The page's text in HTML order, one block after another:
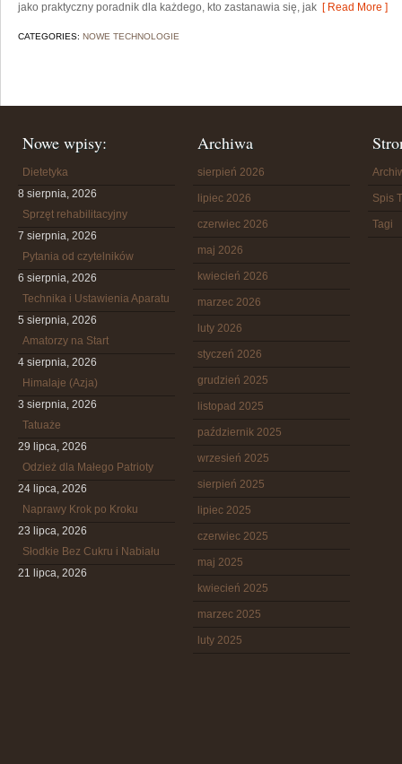
jako praktyczny poradnik dla każdego, kto zastanawia się, jak [ Read More ]
CATEGORIES: NOWE TECHNOLOGIE
Nowe wpisy:
Dietetyka
8 sierpnia, 2026
Sprzęt rehabilitacyjny
7 sierpnia, 2026
Pytania od czytelników
6 sierpnia, 2026
Technika i Ustawienia Aparatu
5 sierpnia, 2026
Amatorzy na Start
4 sierpnia, 2026
Himalaje (Azja)
3 sierpnia, 2026
Tatuaże
29 lipca, 2026
Odzież dla Małego Patrioty
24 lipca, 2026
Naprawy Krok po Kroku
23 lipca, 2026
Słodkie Bez Cukru i Nabiału
21 lipca, 2026
Archiwa
sierpień 2026
lipiec 2026
czerwiec 2026
maj 2026
kwiecień 2026
marzec 2026
luty 2026
styczeń 2026
grudzień 2025
listopad 2025
październik 2025
wrzesień 2025
sierpień 2025
lipiec 2025
czerwiec 2025
maj 2025
kwiecień 2025
marzec 2025
luty 2025
Spis
Tagi